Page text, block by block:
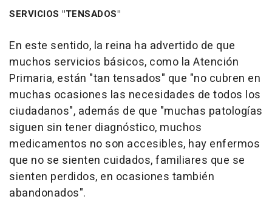
SERVICIOS "TENSADOS"
En este sentido, la reina ha advertido de que
muchos servicios básicos, como la Atención
Primaria, están "tan tensados" que "no cubren en
muchas ocasiones las necesidades de todos los
ciudadanos", además de que "muchas patologías
siguen sin tener diagnóstico, muchos
medicamentos no son accesibles, hay enfermos
que no se sienten cuidados, familiares que se
sienten perdidos, en ocasiones también
abandonados".